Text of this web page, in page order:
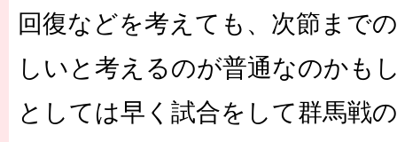
回復などを考えても、次節まで
しいと考えるのが普通なのかも
としては早く試合をして群馬戦